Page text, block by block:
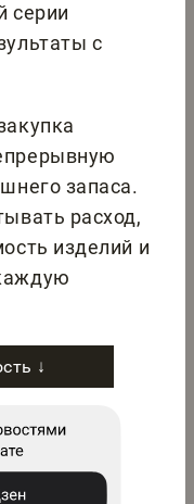
серии
с
запаса.
расход,
изделий и
↓